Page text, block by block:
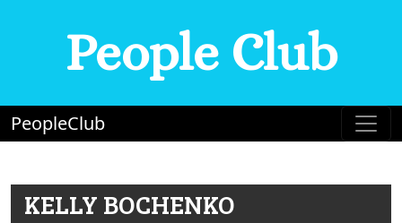
People Club
PeopleClub
KELLY BOCHENKO